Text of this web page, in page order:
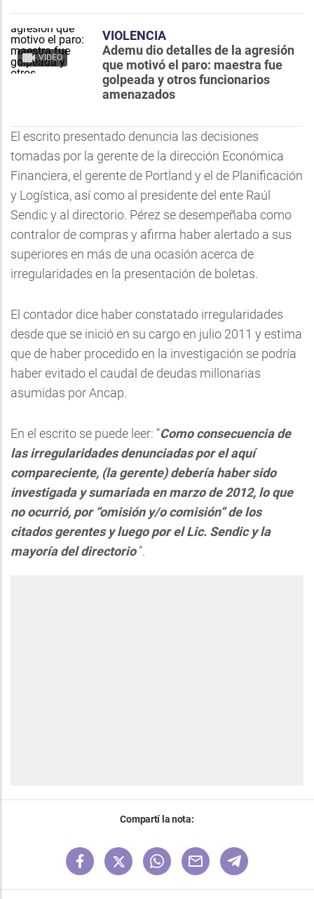
VIDEO
VIOLENCIA
Ademu dio detalles de la agresión
que motivó el paro: maestra fue
golpeada y otros funcionarios
amenazados
El escrito presentado denuncia las decisiones
tomadas por la gerente de la dirección Económica
Financiera, el gerente de Portland y el de Planificación
y Logística, así como al presidente del ente Raúl
Sendic y al directorio. Pérez se desempeñaba como
contralor de compras y afirma haber alertado a sus
superiores en más de una ocasión acerca de
irregularidades en la presentación de boletas.
El contador dice haber constatado irregularidades
desde que se inició en su cargo en julio 2011 y estima
que de haber procedido en la investigación se podría
haber evitado el caudal de deudas millonarias
asumidas por Ancap.
En el escrito se puede leer: “Como consecuencia de
las irregularidades denunciadas por el aquí
compareciente, (la gerente) debería haber sido
investigada y sumariada en marzo de 2012, lo que
no ocurrió, por “omisión y/o comisión” de los
citados gerentes y luego por el Lic. Sendic y la
mayoría del directorio”.
Compartí la nota: